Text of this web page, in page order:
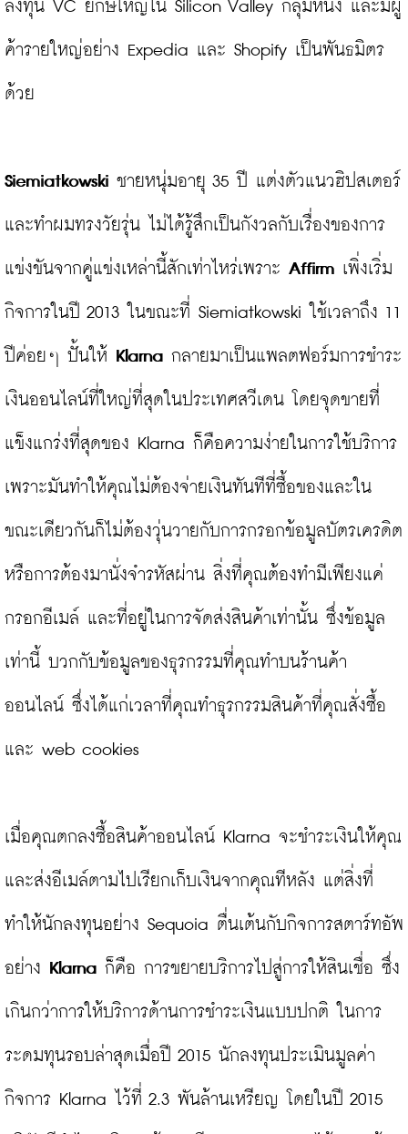
ลงทุน VC ยักษ์ใหญ่ใน Silicon Valley กลุ่มหนึ่ง และมีผู้
ค้ารายใหญ่อย่าง Expedia และ Shopify เป็นพันธมิตร
ด้วย
Siemiatkowski ชายหนุ่มอายุ 35 ปี แต่งตัวแนวฮิปสเตอร์
และทำผมทรงวัยรุ่น ไม่ได้รู้สึกเป็นกังวลกับเรื่องของการ
แข่งขันจากคู่แข่งเหล่านี้สักเท่าไหร่เพราะ Affirm เพิ่งเริ่ม
กิจการในปี 2013 ในขณะที่ Siemiatkowski ใช้เวลาถึง 11
ปีค่อยๆ ปั้นให้ Klarna กลายมาเป็นแพลตฟอร์มการชำระ
เงินออนไลน์ที่ใหญ่ที่สุดในประเทศสวีเดน โดยจุดขายที่
แข็งแกร่งที่สุดของ Klarna ก็คือความง่ายในการใช้บริการ
เพราะมันทำให้คุณไม่ต้องจ่ายเงินทันทีที่ซื้อของและใน
ขณะเดียวกันก็ไม่ต้องวุ่นวายกับการกรอกข้อมูลบัตรเครดิต
หรือการต้องมานั่งจำรหัสผ่าน สิ่งที่คุณต้องทำมีเพียงแค่
กรอกอีเมล์ และที่อยู่ในการจัดส่งสินค้าเท่านั้น ซึ่งข้อมูล
เท่านี้ บวกกับข้อมูลของธุรกรรมที่คุณทำบนร้านค้า
ออนไลน์ ซึ่งได้แก่เวลาที่คุณทำธุรกรรมสินค้าที่คุณสั่งซื้อ
และ web cookies
เมื่อคุณตกลงซื้อสินค้าออนไลน์ Klarna จะชำระเงินให้คุณ
และส่งอีเมล์ตามไปเรียกเก็บเงินจากคุณทีหลัง แต่สิ่งที่
ทำให้นักลงทุนอย่าง Sequoia ตื่นเต้นกับกิจการสตาร์ทอัพ
อย่าง Klarna ก็คือ การขยายบริการไปสู่การให้สินเชื่อ ซึ่ง
เกินกว่าการให้บริการด้านการชำระเงินแบบปกติ ในการ
ระดมทุนรอบล่าสุดเมื่อปี 2015 นักลงทุนประเมินมูลค่า
กิจการ Klarna ไว้ที่ 2.3 พันล้านเหรียญ โดยในปี 2015